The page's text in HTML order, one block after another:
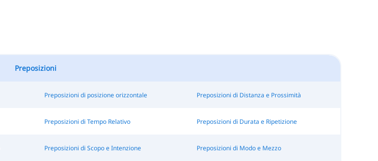
Preposizioni
Preposizioni di posizione orizzontale Preposizioni di Distanza e Prossimità
Preposizioni di Tempo Relativo Preposizioni di Durata e Ripetizione
Preposizioni di Scopo e Intenzione Preposizioni di Modo e Mezzo